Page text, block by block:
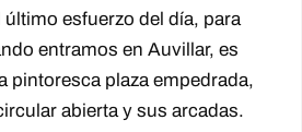
esfuerzo del día, para
entramos en Auvillar, es
pintoresca plaza empedrada,
abierta y sus arcadas.